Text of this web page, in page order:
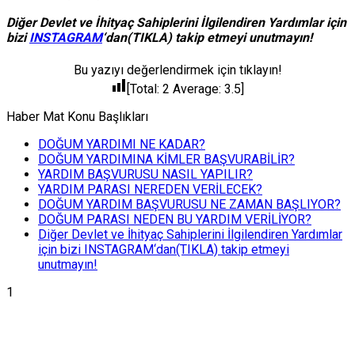
Diğer Devlet ve İhityaç Sahiplerini İlgilendiren Yardımlar için
biziINSTAGRAM‘dan(TIKLA) takip etmeyi unutmayın!
Bu yazıyı değerlendirmek için tıklayın!
[Total: 2 Average: 3.5]
Haber Mat Konu Başlıkları
DOĞUM YARDIMI NE KADAR?
DOĞUM YARDIMINA KİMLER BAŞVURABİLİR?
YARDIM BAŞVURUSU NASIL YAPILIR?
YARDIM PARASI NEREDEN VERİLECEK?
DOĞUM YARDIM BAŞVURUSU NE ZAMAN BAŞLIYOR?
DOĞUM PARASI NEDEN BU YARDIM VERİLİYOR?
Diğer Devlet ve İhityaç Sahiplerini İlgilendiren Yardımlar
için bizi INSTAGRAM‘dan(TIKLA) takip etmeyi
unutmayın!
1